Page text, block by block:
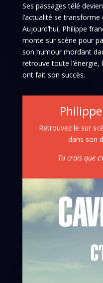
Ses passages télé
l’actualité se
Aujourd’hui, Philippe
monte sur scène pour
son humour mordant
retrouve toute l’énergie,
ont fait son succès.
Retrouvez le sur
dans son
Tu crois que